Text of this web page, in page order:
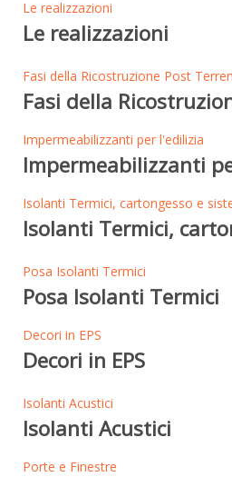
Le realizzazioni
Le realizzazioni
Fasi della Ricostruzione Post
Fasi della
Impermeabilizzanti per l'edilizia
Impermeabilizzanti
Isolanti Termici, cartongesso e
Isolanti Termici,
Posa Isolanti Termici
Posa Isolanti Termici
Decori in EPS
Decori in EPS
Isolanti Acustici
Isolanti Acustici
Porte e Finestre